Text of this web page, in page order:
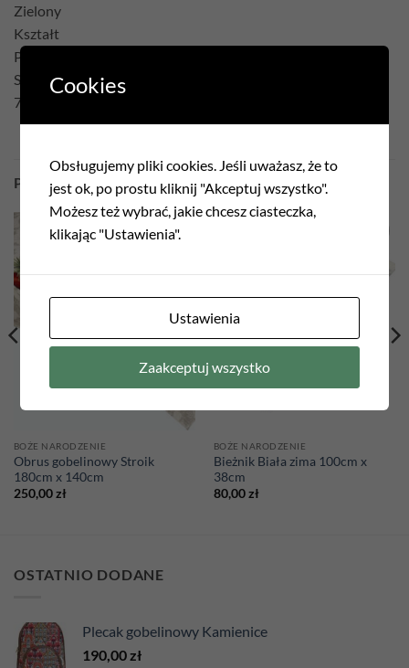
Zielony
Kształt
Prostokąt
Skład
75% Poliester 22% Bawełna 3% Akryl
PODOBNE PRODUKTY
BOŻE NARODZENIE
Obrus gobelinowy Stroik
180cm x 140cm
250,00zł
BOŻE NARODZENIE
Bieżnik Biała zima 100cm x
38cm
80,00zł
OSTATNIO DODANE
Plecak gobelinowy Kamienice
190,00 zł
Cookies
Obsługujemy pliki cookies. Jeśli uważasz, że to
jest ok, po prostu kliknij "Akceptuj wszystko".
Możesz też wybrać, jakie chcesz ciasteczka,
klikając "Ustawienia".
Ustawienia
Zaakceptuj wszystko